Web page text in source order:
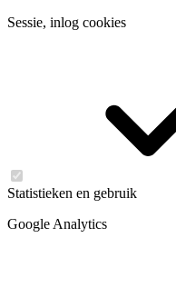
Sessie, inlog cookies
Statistieken en gebruik
Google Analytics